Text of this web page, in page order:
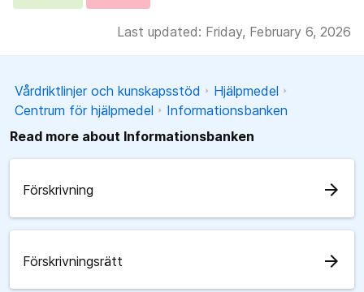
Last updated: Friday, February 6, 2026
Vårdriktlinjer och kunskapsstöd
Hjälpmedel
Centrum för hjälpmedel
Informationsbanken
Read more about Informationsbanken
Förskrivning arrow_forward
Förskrivningsrätt arrow_forward